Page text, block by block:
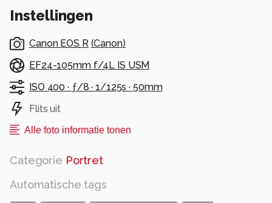
Instellingen
Canon EOS R (Canon)
EF24-105mm f/4L IS USM
ISO 400 · ƒ/8 ·1/125s ·50mm
Flits uit
Alle foto informatie tonen
Categorie Portret
Automatische tags